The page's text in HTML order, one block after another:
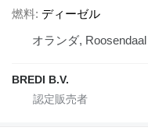
燃料 ディーゼル
オランダ, Roosendaal
BREDI B.V.